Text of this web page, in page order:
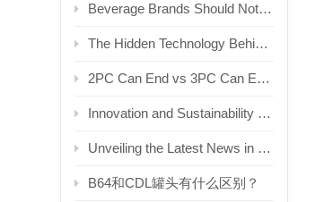
Beverage Brands Should Not Only Focus on Unit Prices When Choosing Aluminum Easy Open Ends! Packaging Selection Logic Derived from End-user Experience & Recycling Costs
The Hidden Technology Behind Can Ends: An In-depth Guide to Types & Production Processes
2PC Can End vs 3PC Can End: What's the Difference? — A Complete Guide for Beverage Manufacturers
Innovation and Sustainability Drive Growth in the Aluminum Can Lid Industry
Unveiling the Latest News in the Beverage Aluminum Can Lid Industry
B64和CDL罐头有什么区别？